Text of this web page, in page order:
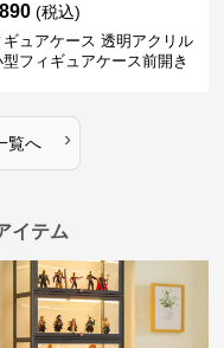
(税込)
ギュアケース 透明アクリル
フィギュアケース前開き
覧へ ›
イテム